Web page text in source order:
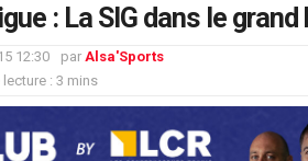
: La SIG dans le grand
12:30 par Alsa'Sports
: 3 mins